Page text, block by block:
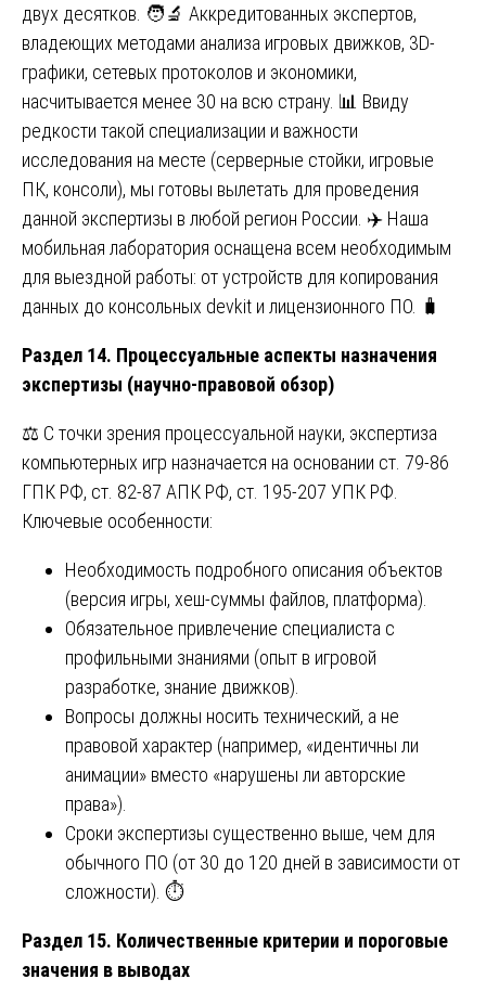
двух десятков. 🧑‍🔬 Аккредитованных экспертов,
владеющих методами анализа игровых движков, 3D-
графики, сетевых протоколов и экономики,
насчитывается менее 30 на всю страну. 📊 Ввиду
редкости такой специализации и важности
исследования на месте (серверные стойки, игровые
ПК, консоли), мы готовы вылетать для проведения
данной экспертизы в любой регион России. ✈️ Наша
мобильная лаборатория оснащена всем необходимым
для выездной работы: от устройств для копирования
данных до консольных devkit и лицензионного ПО. 🧳
Раздел 14. Процессуальные аспекты назначения
экспертизы (научно-правовой обзор)
⚖️ С точки зрения процессуальной науки, экспертиза
компьютерных игр назначается на основании ст. 79-86
ГПК РФ, ст. 82-87 АПК РФ, ст. 195-207 УПК РФ.
Ключевые особенности:
Необходимость подробного описания объектов
(версия игры, хеш-суммы файлов, платформа).
Обязательное привлечение специалиста с
профильными знаниями (опыт в игровой
разработке, знание движков).
Вопросы должны носить технический, а не
правовой характер (например, «идентичны ли
анимации» вместо «нарушены ли авторские
права»).
Сроки экспертизы существенно выше, чем для
обычного ПО (от 30 до 120 дней в зависимости от
сложности). ⏱️
Раздел 15. Количественные критерии и пороговые
значения в выводах